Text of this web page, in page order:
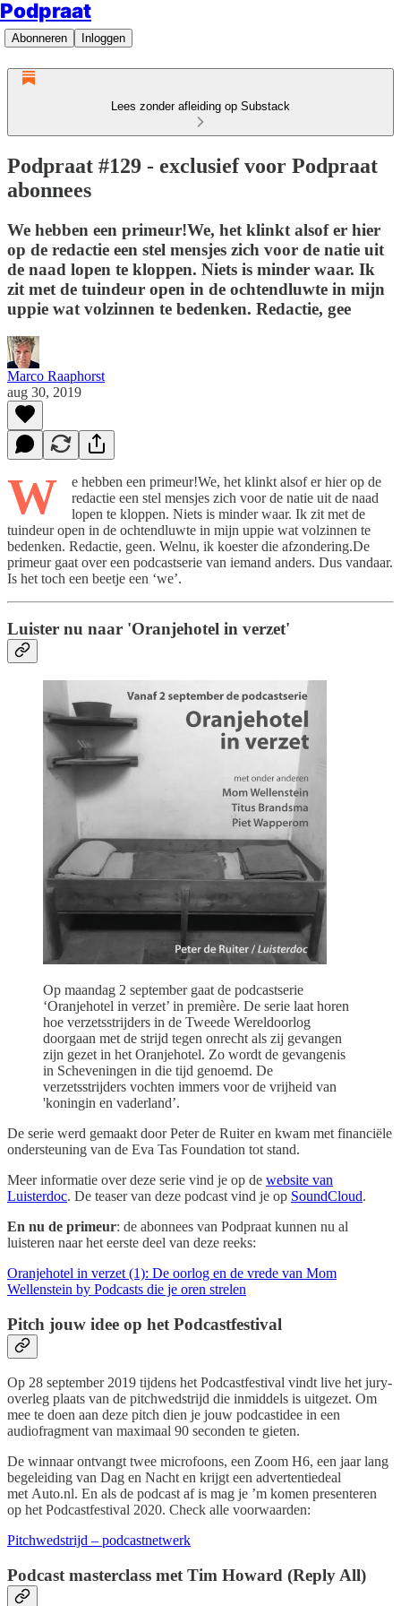
Podpraat
Abonneren Inloggen
Lees zonder afleiding op Substack
Podpraat #129 - exclusief voor Podpraat
abonnees
We hebben een primeur!We, het klinkt alsof er hier
op de redactie een stel mensjes zich voor de natie uit
de naad lopen te kloppen. Niets is minder waar. Ik
zit met de tuindeur open in de ochtendluwte in mijn
uppie wat volzinnen te bedenken. Redactie, gee
Marco Raaphorst
aug 30, 2019
W
e hebben een primeur!We, het klinkt alsof er hier op de
redactie een stel mensjes zich voor de natie uit de naad
lopen te kloppen. Niets is minder waar. Ik zit met de
tuindeur open in de ochtendluwte in mijn uppie wat volzinnen te
bedenken. Redactie, geen. Welnu, ik koester die afzondering.De
primeur gaat over een podcastserie van iemand anders. Dus vandaar.
Is het toch een beetje een ‘we’.
Luister nu naar 'Oranjehotel in verzet'
Op maandag 2 september gaat de podcastserie
‘Oranjehotel in verzet’ in première. De serie laat horen
hoe verzetsstrijders in de Tweede Wereldoorlog
doorgaan met de strijd tegen onrecht als zij gevangen
zijn gezet in het Oranjehotel. Zo wordt de gevangenis
in Scheveningen in die tijd genoemd. De
verzetsstrijders vochten immers voor de vrijheid van
'koningin en vaderland’.
De serie werd gemaakt door Peter de Ruiter en kwam met financiële
ondersteuning van de Eva Tas Foundation tot stand.
Meer informatie over deze serie vind je op de website van
Luisterdoc. De teaser van deze podcast vind je op SoundCloud.
En nu de primeur: de abonnees van Podpraat kunnen nu al
luisteren naar het eerste deel van deze reeks:
Oranjehotel in verzet (1): De oorlog en de vrede van Mom
Wellenstein by Podcasts die je oren strelen
Pitch jouw idee op het Podcastfestival
Op 28 september 2019 tijdens het Podcastfestival vindt live het jury-
overleg plaats van de pitchwedstrijd die inmiddels is uitgezet. Om
mee te doen aan deze pitch dien je jouw podcastidee in een
audiofragment van maximaal 90 seconden te gieten.
De winnaar ontvangt twee microfoons, een Zoom H6, een jaar lang
begeleiding van Dag en Nacht en krijgt een advertentiedeal
met Auto.nl. En als de podcast af is mag je ’m komen presenteren
op het Podcastfestival 2020. Check alle voorwaarden:
Pitchwedstrijd – podcastnetwerk
Podcast masterclass met Tim Howard (Reply All)